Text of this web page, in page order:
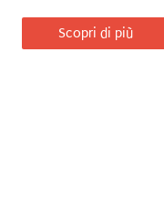
Scopri di più